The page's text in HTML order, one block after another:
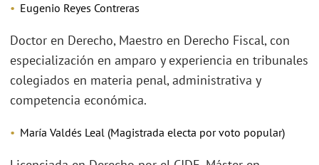
Eugenio Reyes Contreras
Doctor en Derecho, Maestro en Derecho Fiscal, con
especialización en amparo y experiencia en tribunales
colegiados en materia penal, administrativa y
competencia económica.
María Valdés Leal (Magistrada electa por voto popular)